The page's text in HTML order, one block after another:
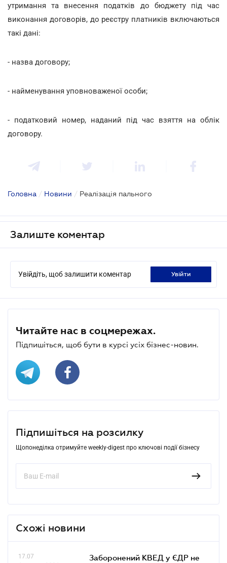
утримання та внесення податків до бюджету під час
виконання договорів, до реєстру платників включаються
такі дані:
- назва договору;
- найменування уповноваженої особи;
- податковий номер, наданий під час взяття на облік
договору.
Головна / Новини / Реалізація пального
Залиште коментар
Увійдіть, щоб залишити коментар увійти
Читайте нас в соцмережах.
Підпишіться, щоб бути в курсі усіх бізнес-новин.
Підпишіться на розсилку
Щопонеділка отримуйте weekly-digest про ключові події бізнесу
Схожі новини
17.07
Заборонений КВЕД у ЄДР не